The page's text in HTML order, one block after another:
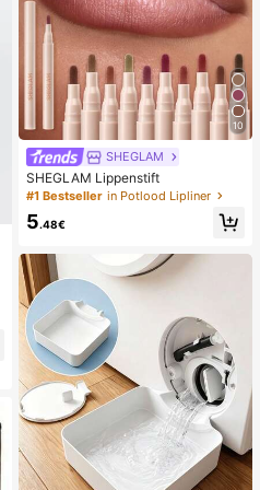
10
SHEGLAM
SHEGLAM Lippenstift
#1 Bestseller in Potlood Lipliner
5.48€